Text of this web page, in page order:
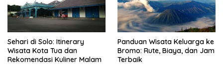
Sehari di Solo: Itinerary
Wisata Kota Tua dan
Rekomendasi Kuliner Malam
Panduan Wisata Keluarga ke
Bromo: Rute, Biaya, dan Jam
Terbaik